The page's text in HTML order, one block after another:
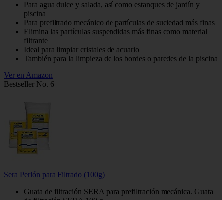
Para agua dulce y salada, así como estanques de jardín y
piscina
Para prefiltrado mecánico de partículas de suciedad más finas
Elimina las partículas suspendidas más finas como material
filtrante
Ideal para limpiar cristales de acuario
También para la limpieza de los bordes o paredes de la piscina
Ver en Amazon
Bestseller No. 6
Sera Perlón para Filtrado (100g)
Guata de filtración SERA para prefiltración mecánica. Guata